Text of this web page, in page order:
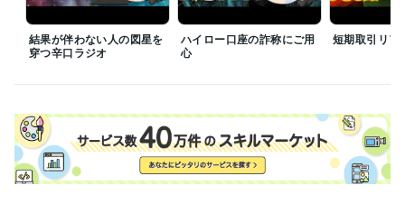
結果が伴わない人の図星を
穿つ辛口ラジオ
ハイロー口座の詐称にご用
心
短期取引リア